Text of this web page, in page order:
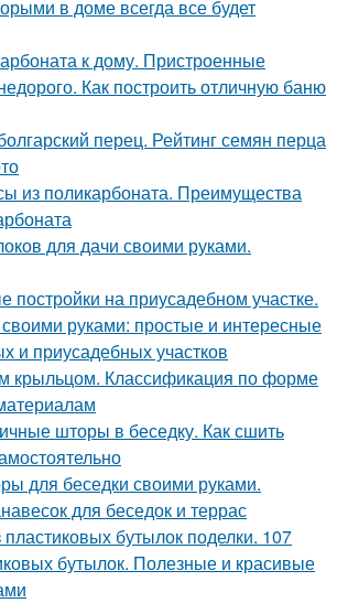
в доме всегда все будет
к дому. Пристроенные
Как построить отличную баню
перец. Рейтинг семян перца
из поликарбоната. Преимущества
для дачи своими руками.
постройки на приусадебном участке.
руками: простые и интересные
и приусадебных участков
крыльцом. Классификация по форме
шторы в беседку. Как сшить
для беседки своими руками.
для беседок и террас
пластиковых бутылок поделки. 107
бутылок. Полезные и красивые